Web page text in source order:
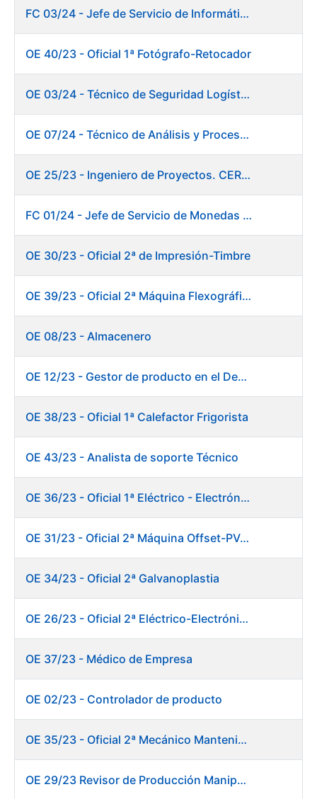
Mostrar/Ocultar
Mostrar/Ocultar
Mostrar/Ocultar
FC 03/24 - Jefe de Servicio de Informática de Gestión y Procesos
OE 40/23 - Oficial 1ª Fotógrafo-Retocador
OE 03/24 - Técnico de Seguridad Logística
OE 07/24 - Técnico de Análisis y Procesos de Laboratorio
OE 25/23 - Ingeniero de Proyectos. CERES
FC 01/24 - Jefe de Servicio de Monedas Conmemorativas
OE 30/23 - Oficial 2ª de Impresión-Timbre
OE 39/23 - Oficial 2ª Máquina Flexográfica y Finalizado
OE 08/23 - Almacenero
OE 12/23 - Gestor de producto en el Departamento Fábrica de Papel (Burgos)
OE 38/23 - Oficial 1ª Calefactor Frigorista
OE 43/23 - Analista de soporte Técnico
OE 36/23 - Oficial 1ª Eléctrico - Electrónico Mantenimiento Destacado
OE 31/23 - Oficial 2ª Máquina Offset-PVC 2+colores
OE 34/23 - Oficial 2ª Galvanoplastia
OE 26/23 - Oficial 2ª Eléctrico-Electrónico Mantenimiento Destacado
OE 37/23 - Médico de Empresa
OE 02/23 - Controlador de producto
OE 35/23 - Oficial 2ª Mecánico Mantenimiento Destacado
OE 29/23 Revisor de Producción Manipulado Timbre